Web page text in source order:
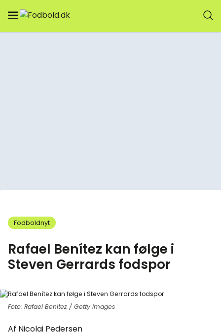
Fodboldnyt
Rafael Benítez kan følge i
Steven Gerrards fodspor
Foto: Rafael Benitez / Getty Images
Af Nicolai Pedersen